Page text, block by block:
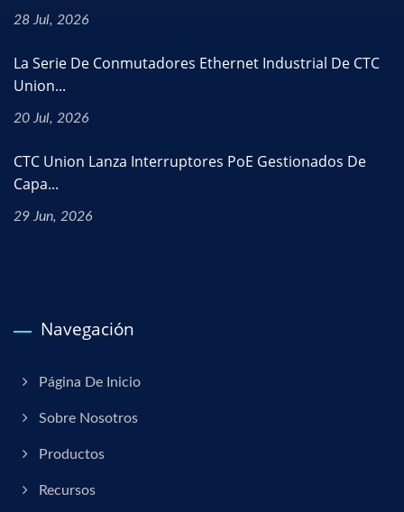
28 Jul, 2026
La Serie De Conmutadores Ethernet Industrial De CTC
Union...
20 Jul, 2026
CTC Union Lanza Interruptores PoE Gestionados De
Capa...
29 Jun, 2026
Navegación
Página De Inicio
Sobre Nosotros
Productos
Recursos